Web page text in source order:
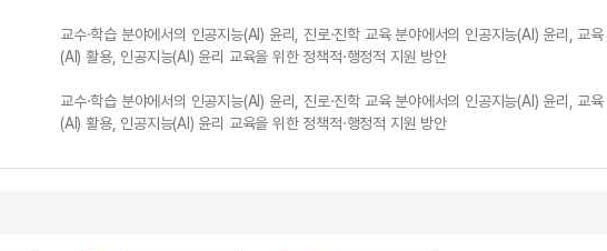
교수·학습 분야에서의 인공지능(AI) 윤리, 진로·진학 교육 분야에서의 인공지능(AI) 윤리, 교
(AI) 활용, 인공지능(AI) 윤리 교육을 위한 정책적·행정적 지원 방안
교수·학습 분야에서의 인공지능(AI) 윤리, 진로·진학 교육 분야에서의 인공지능(AI) 윤리, 교
(AI) 활용, 인공지능(AI) 윤리 교육을 위한 정책적·행정적 지원 방안